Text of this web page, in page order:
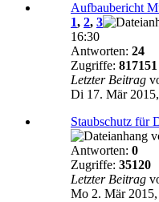
Aufbaubericht
1, 2, 3
16:30
Antworten: 24
Zugriffe: 817151
Letzter Beitrag
Di 17. Mär
Staubschutz für
Antworten: 0
Zugriffe: 35120
Letzter Beitrag
Mo 2. Mär